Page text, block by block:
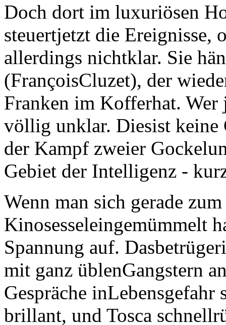
Doch dort im luxuriösen
steuertjetzt die Ereignisse,
allerdings nichtklar. Sie
(FrançoisCluzet), der
Franken im Kofferhat.
völlig unklar. Diesist keine
der Kampf zweier
Gebiet der Intelligenz -
Wenn man sich gerade
Kinosesseleingemümmelt
Spannung auf.
mit ganz üblenGangstern
Gespräche inLebensgefahr
brillant, und Tosca